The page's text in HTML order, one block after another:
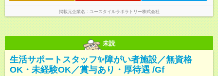
掲載元企業名 ユースタイルラボラトリー株式会社
未読
生活サポートスタッフ✨障がい者施設／無資格
OK・未経験OK／賞与あり・厚待遇 /Gf